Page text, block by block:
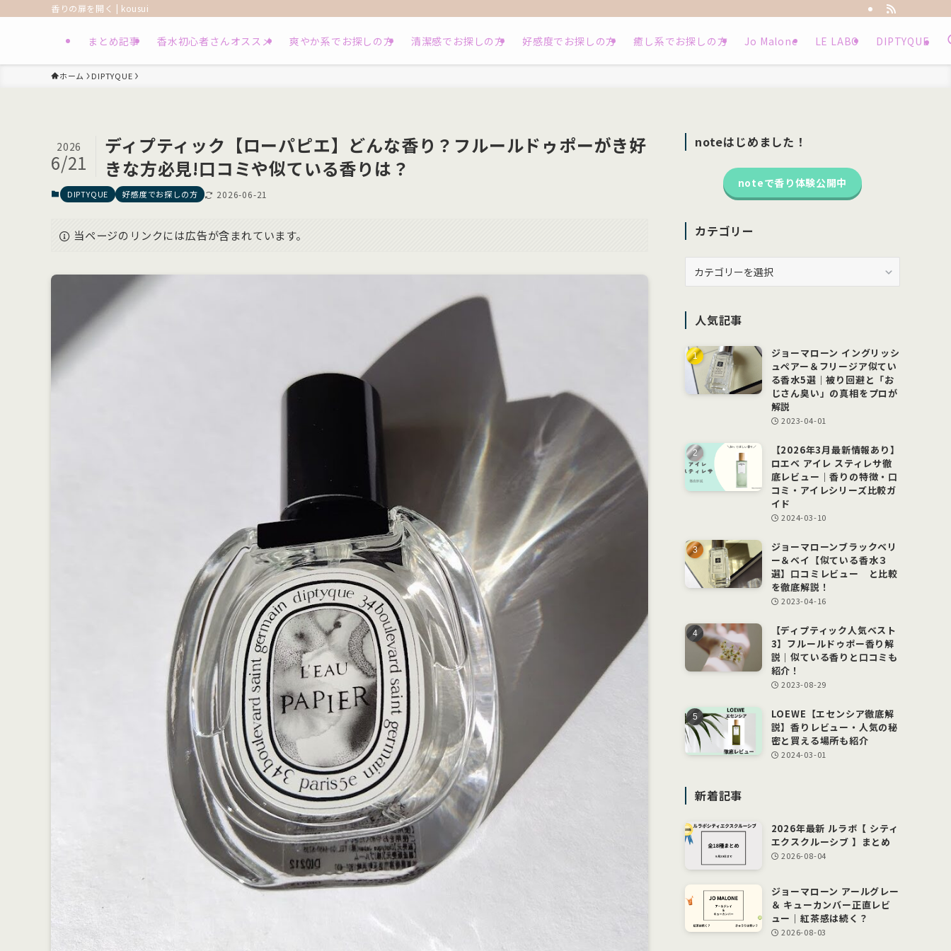
香りの扉を開く | kousui
まとめ記事 香水初心者さんオススメ 爽やか系でお探しの方 清潔感でお探しの方 好感度でお探しの方 癒し系でお探しの方 Jo Malone LE LABO DIPTYQUE
ホーム DIPTYQUE
ディプティック【ローパピエ】どんな香り？フルールドゥポーがき好
きな方必見!口コミや似ている香りは？
2026
6/21
DIPTYQUE 好感度でお探しの方 2026-06-21
当ページのリンクには広告が含まれています。
noteはじめました！
noteで香り体験公開中
カテゴリー
リ
ー 人気記事
ジョーマローン イングリッシ
ュペアー＆フリージア似てい
る香水5選｜被り回避と「お
じさん臭い」の真相をプロが
解説
2023-04-01
【2026年3月最新情報あり】
ロエベ アイレ スティレサ徹
底レビュー｜香りの特徴・口
コミ・アイレシリーズ比較ガ
イド
2024-03-10
ジョーマローンブラックベリ
ー＆ベイ【似ている香水３
選】口コミレビュー と比較
を徹底解説！
2023-04-16
【ディプティック人気ベスト
3】フルールドゥポー香り解
説｜似ている香りと口コミも
紹介！
2023-08-29
LOEWE【エセンシア徹底解
説】香りレビュー・人気の秘
密と買える場所も紹介
2024-03-01
新着記事
2026年最新 ルラボ【 シティ
エクスクルーシブ 】まとめ
2026-08-04
ジョーマローン アールグレー
＆ キューカンバー正直レビ
ュー｜紅茶感は続く？
2026-08-03